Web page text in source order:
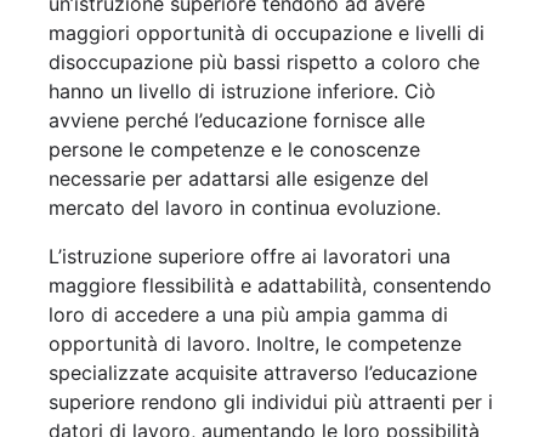
maggiori opportunità di occupazione e livelli di
disoccupazione più bassi rispetto a coloro che
hanno un livello di istruzione inferiore. Ciò
avviene perché l’educazione fornisce alle
persone le competenze e le conoscenze
necessarie per adattarsi alle esigenze del
mercato del lavoro in continua evoluzione.
L’istruzione superiore offre ai lavoratori una
maggiore flessibilità e adattabilità, consentendo
loro di accedere a una più ampia gamma di
opportunità di lavoro. Inoltre, le competenze
specializzate acquisite attraverso l’educazione
superiore rendono gli individui più attraenti per i
datori di lavoro, aumentando le loro possibilità